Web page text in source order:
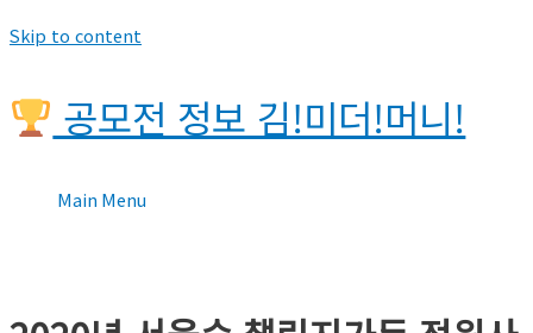
Skip to content
공모전 정보 김!미더!머니!
Main Menu